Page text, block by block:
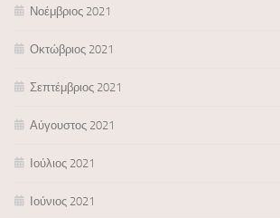
Νοέμβριος 2021
Οκτώβριος 2021
Σεπτέμβριος 2021
Αύγουστος 2021
Ιούλιος 2021
Ιούνιος 2021